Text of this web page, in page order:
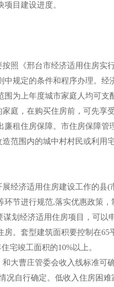
目建设进度。
照《邢台市经济适用住房实
中规定的条件和程序办理。经
为上年度城市家庭人均可支
庭，在购买住房前，可先享
租住房保障。市住房保障管
范围内的城中村村民或利用
经济适用住房建设工作的县(
节进行规范,落实优惠政策
谋划经济适用住房项目，可以
。套型建筑面积要控制在65
宅竣工面积的10%以上。
大曹庄管委会收入线标准可
况自行确定。低收入住房困